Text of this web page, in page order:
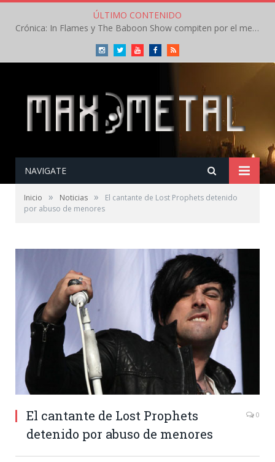
ÚLTIMO CONTENIDO
Crónica: In Flames y The Baboon Show compiten por el mejor concierto del día en el Leyendas del Rock – Viernes – Agosto 2026
InstagramTwitterYoutubeFacebookRSS
NAVIGATE
Inicio » Noticias »
El cantante de Lost Prophets detenido
por abuso de menores
El cantante de Lost Prophets
detenido por abuso de menores
0